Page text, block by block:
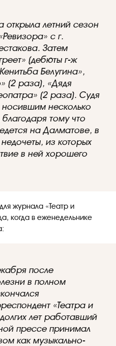
летний сезон
с г.
Затем
(дебюты г-ж
Белугина»,
(2 раза), «Дядя
(2 раза). Судя
несколько
тому что
на Далматове, в
из которых
в ней хорошего
журнала «Театр и
когда в еженедельнике
после
в полном
«Театра и
лет работавший
прессе принимал
как музыкально-